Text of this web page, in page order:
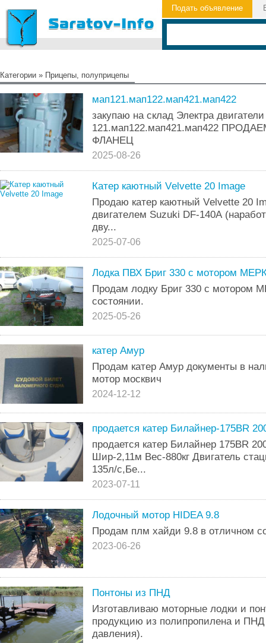
Подать объявление
Категории » Прицепы, полуприцепы
мап121.мап122.мап421.мап422
закупаю на склад Электра
121.мап122.мап421.мап422
ФЛАНЕЦ
2025-08-26
Катер каютный Vеlvеttе 20 Imаgе
Продаю катep каютный Vеlvеttе 20
двигатeлeм Suzuki DF-140А
дву...
2025-07-06
Лодка ПВХ Бриг 330 с мотором
Продам лодку Бриг 330 с мотором
состоянии.
2025-05-26
катер Амур
Продам катер Амур документы в
мотор москвич
2024-12-12
продается катер Билайнер-175BR
продается катер Билайнер 175BR
Шир-2,11м Вес-880кг Двигатель
135л/с,Бе...
2023-07-11
Лодочный мотор HIDEA 9.8
Продам плм хайди 9.8 в отличном
2023-06-26
Понтоны из ПНД
Изготавливаю моторные лодки и
продукцию из полипропилена и ПНД
давления).